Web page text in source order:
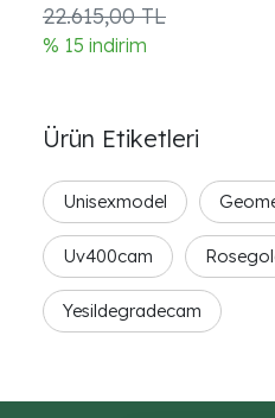
22.615,00 TL
% 15 indirim
Ürün Etiketleri
Unisexmodel
Uv400cam
Yesildegradecam